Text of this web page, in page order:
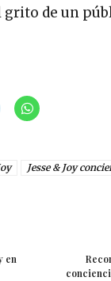
grito de un
Jesse & Joy
en